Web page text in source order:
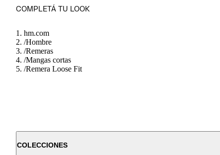
COMPLETÁ TU LOOK
hm.com
/Hombre
/Remeras
/Mangas cortas
/Remera Loose Fit
COLECCIONES